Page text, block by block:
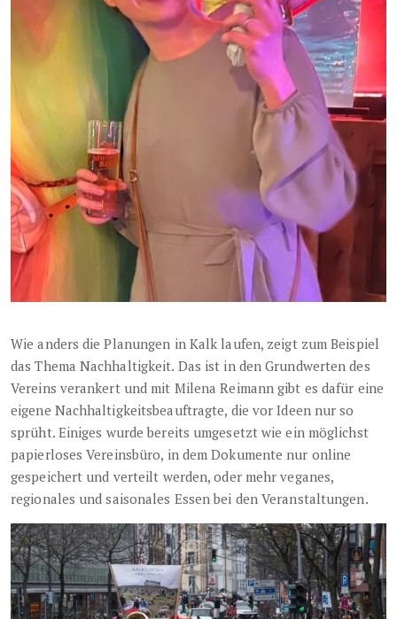
Wie anders die Planungen in Kalk laufen, zeigt zum Beispiel
das Thema Nachhaltigkeit. Das ist in den Grundwerten des
Vereins verankert und mit Milena Reimann gibt es dafür eine
eigene Nachhaltigkeitsbeauftragte, die vor Ideen nur so
sprüht. Einiges wurde bereits umgesetzt wie ein möglichst
papierloses Vereinsbüro, in dem Dokumente nur online
gespeichert und verteilt werden, oder mehr veganes,
regionales und saisonales Essen bei den Veranstaltungen.